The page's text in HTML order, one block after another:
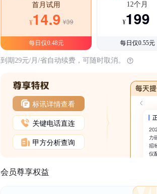
首月试用
¥14.9 ¥39
每日仅0.48元
12个月
¥199
每日仅0.55元
到期29元/月/省自动续费，可随时取消。
标讯详情查看
关键电话直连
甲方分析查询
会员尊享权益